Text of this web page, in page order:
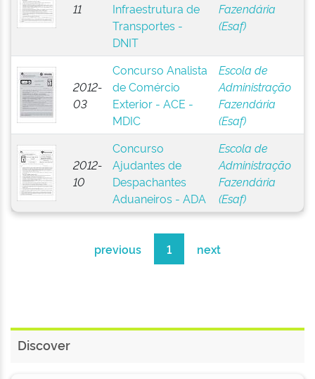
11
Infraestrutura de
Transportes -
DNIT
Fazendária
(Esaf)
2012-
03
Concurso Analista
de Comércio
Exterior - ACE -
MDIC
Escola de
Administração
Fazendária
(Esaf)
2012-
10
Concurso
Ajudantes de
Despachantes
Aduaneiros - ADA
Escola de
Administração
Fazendária
(Esaf)
previous 1 next
Discover